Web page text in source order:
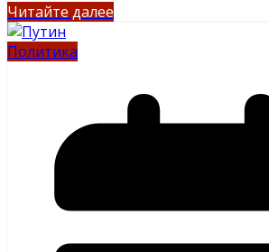
Читайте далее
Политика